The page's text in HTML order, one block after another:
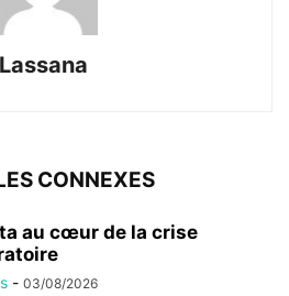
Lassana
CONNEXES
au cœur de la crise
- 03/08/2026